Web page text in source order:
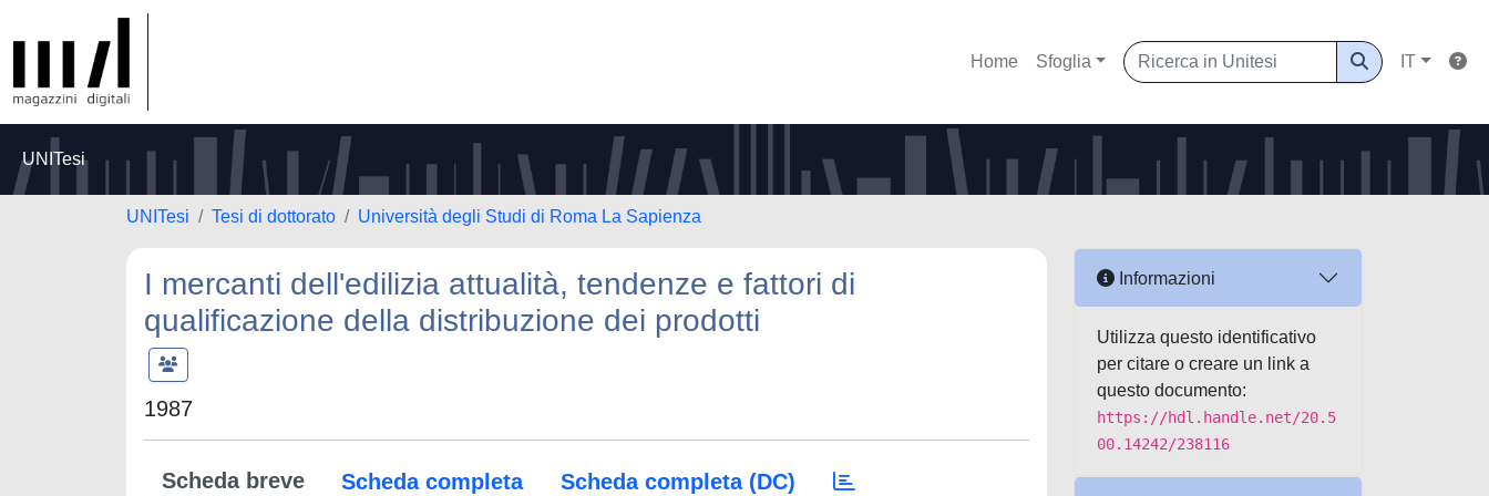
Home Sfoglia IT
UNITesi
UNITesi Tesi di dottorato Università degli Studi di Roma La Sapienza
I mercanti dell'edilizia attualità, tendenze e fattori di
qualificazione della distribuzione dei prodotti
1987
Scheda breve Scheda completa Scheda completa (DC)
Informazioni
Utilizza questo identificativo
per citare o creare un link a
questo documento:
https://hdl.handle.net/20.5
00.14242/238116